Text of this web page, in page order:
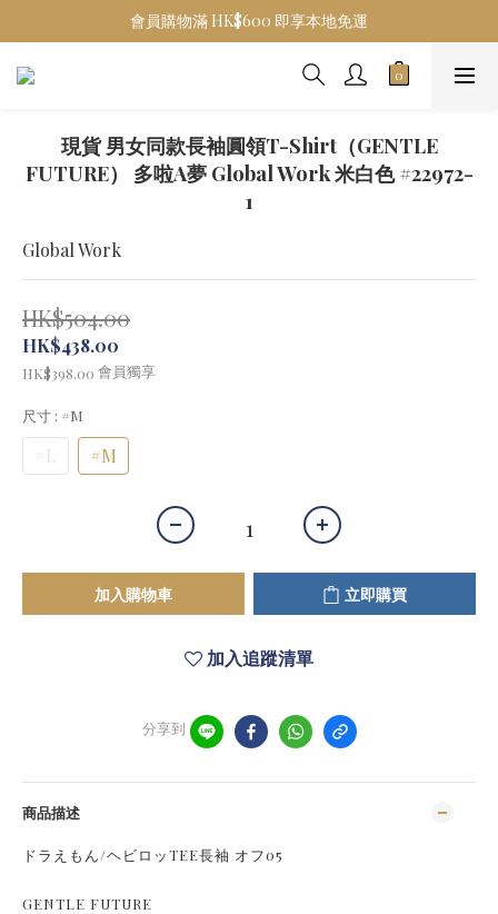
會員購物滿 HK$600 即享本地免運
現貨 男女同款長袖圓領T-Shirt（GENTLE
FUTURE） 多啦A夢 Global Work 米白色 #22972-
1
Global Work
HK$504.00
HK$438.00
HK$398.00 會員獨享
尺寸 : #M
#L #M
加入購物車 立即購買
加入追蹤清單
分享到
商品描述
ドラえもん/ヘビロッTEE長袖 オフ05
GENTLE FUTURE